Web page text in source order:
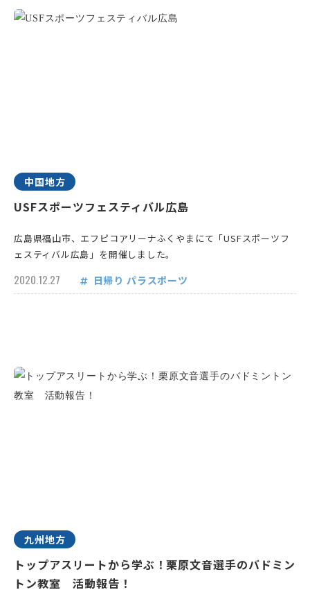
中国地方
USFスポーツフェスティバル広島
広島県福山市、エフピコアリーナふくやまにて「USFスポーツフ
ェスティバル広島」を開催しました。
2020.12.27 日帰り パラスポーツ
九州地方
トップアスリートから学ぶ！栗原文音選手のバドミン
トン教室 活動報告！